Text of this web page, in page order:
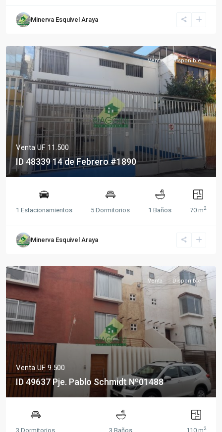
Minerva Esquivel Araya
Venta Disponible
Venta UF 11.500
ID 48339 14 de Febrero #1890
1 Estacionamientos 5 Dormitorios 1 Baños 70 m2
Minerva Esquivel Araya
Venta Disponible
VentaUF 9.500
ID 49637 Pje. Pablo Schmidt Nº01488
3 Dormitorios 3 Baños 110 m2